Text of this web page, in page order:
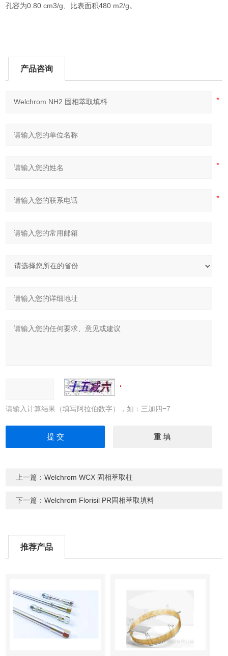
孔容为0.80 cm3/g、比表面积480 m2/g。
产品咨询
请输入计算结果（填写阿拉伯数字），如：三加四=7
上一篇：Welchrom WCX 固相萃取柱
下一篇：Welchrom Florisil PR固相萃取填料
推荐产品